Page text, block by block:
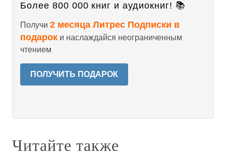
Более 800 000 книг и аудиокниг! 📚
Получи 2 месяца Литрес Подписки в
подарок и наслаждайся неограниченным
чтением
ПОЛУЧИТЬ ПОДАРОК
Читайте также